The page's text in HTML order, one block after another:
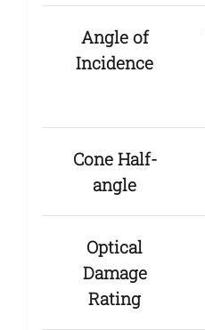
Angle of
Incidence
Cone Half-
angle
Optical
Damage
Rating